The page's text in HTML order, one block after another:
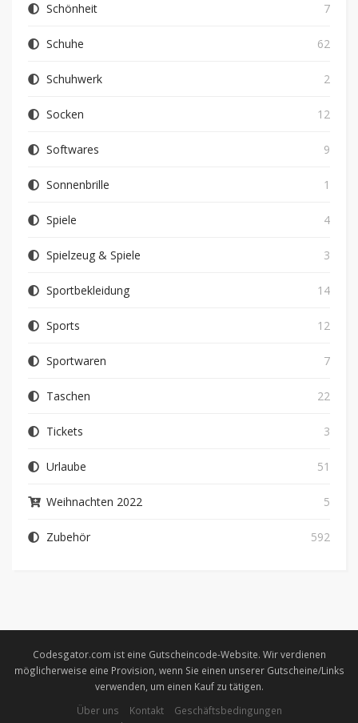
Schönheit 7
Schuhe 62
Schuhwerk 2
Socken 12
Softwares 9
Sonnenbrille 1
Spiele 4
Spielzeug & Spiele 3
Sportbekleidung 14
Sports 12
Sportwaren 7
Taschen 22
Tickets 3
Urlaube 51
Weihnachten 2022 5
Zubehör 592
Codesgator.com ist eine Gutscheincode-Website. Wir verdienen
möglicherweise eine Provision, wenn Sie einen unserer Gutscheine/Links
verwenden, um einen Kauf zu tätigen.
Über uns
Kontakt
Geschäftsbedingungen